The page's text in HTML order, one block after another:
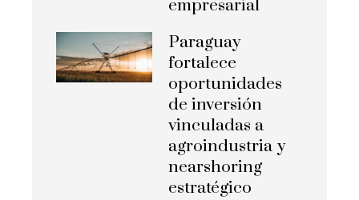
empresarial
Paraguay
fortalece
oportunidades
de inversión
vinculadas a
agroindustria y
nearshoring
estratégico